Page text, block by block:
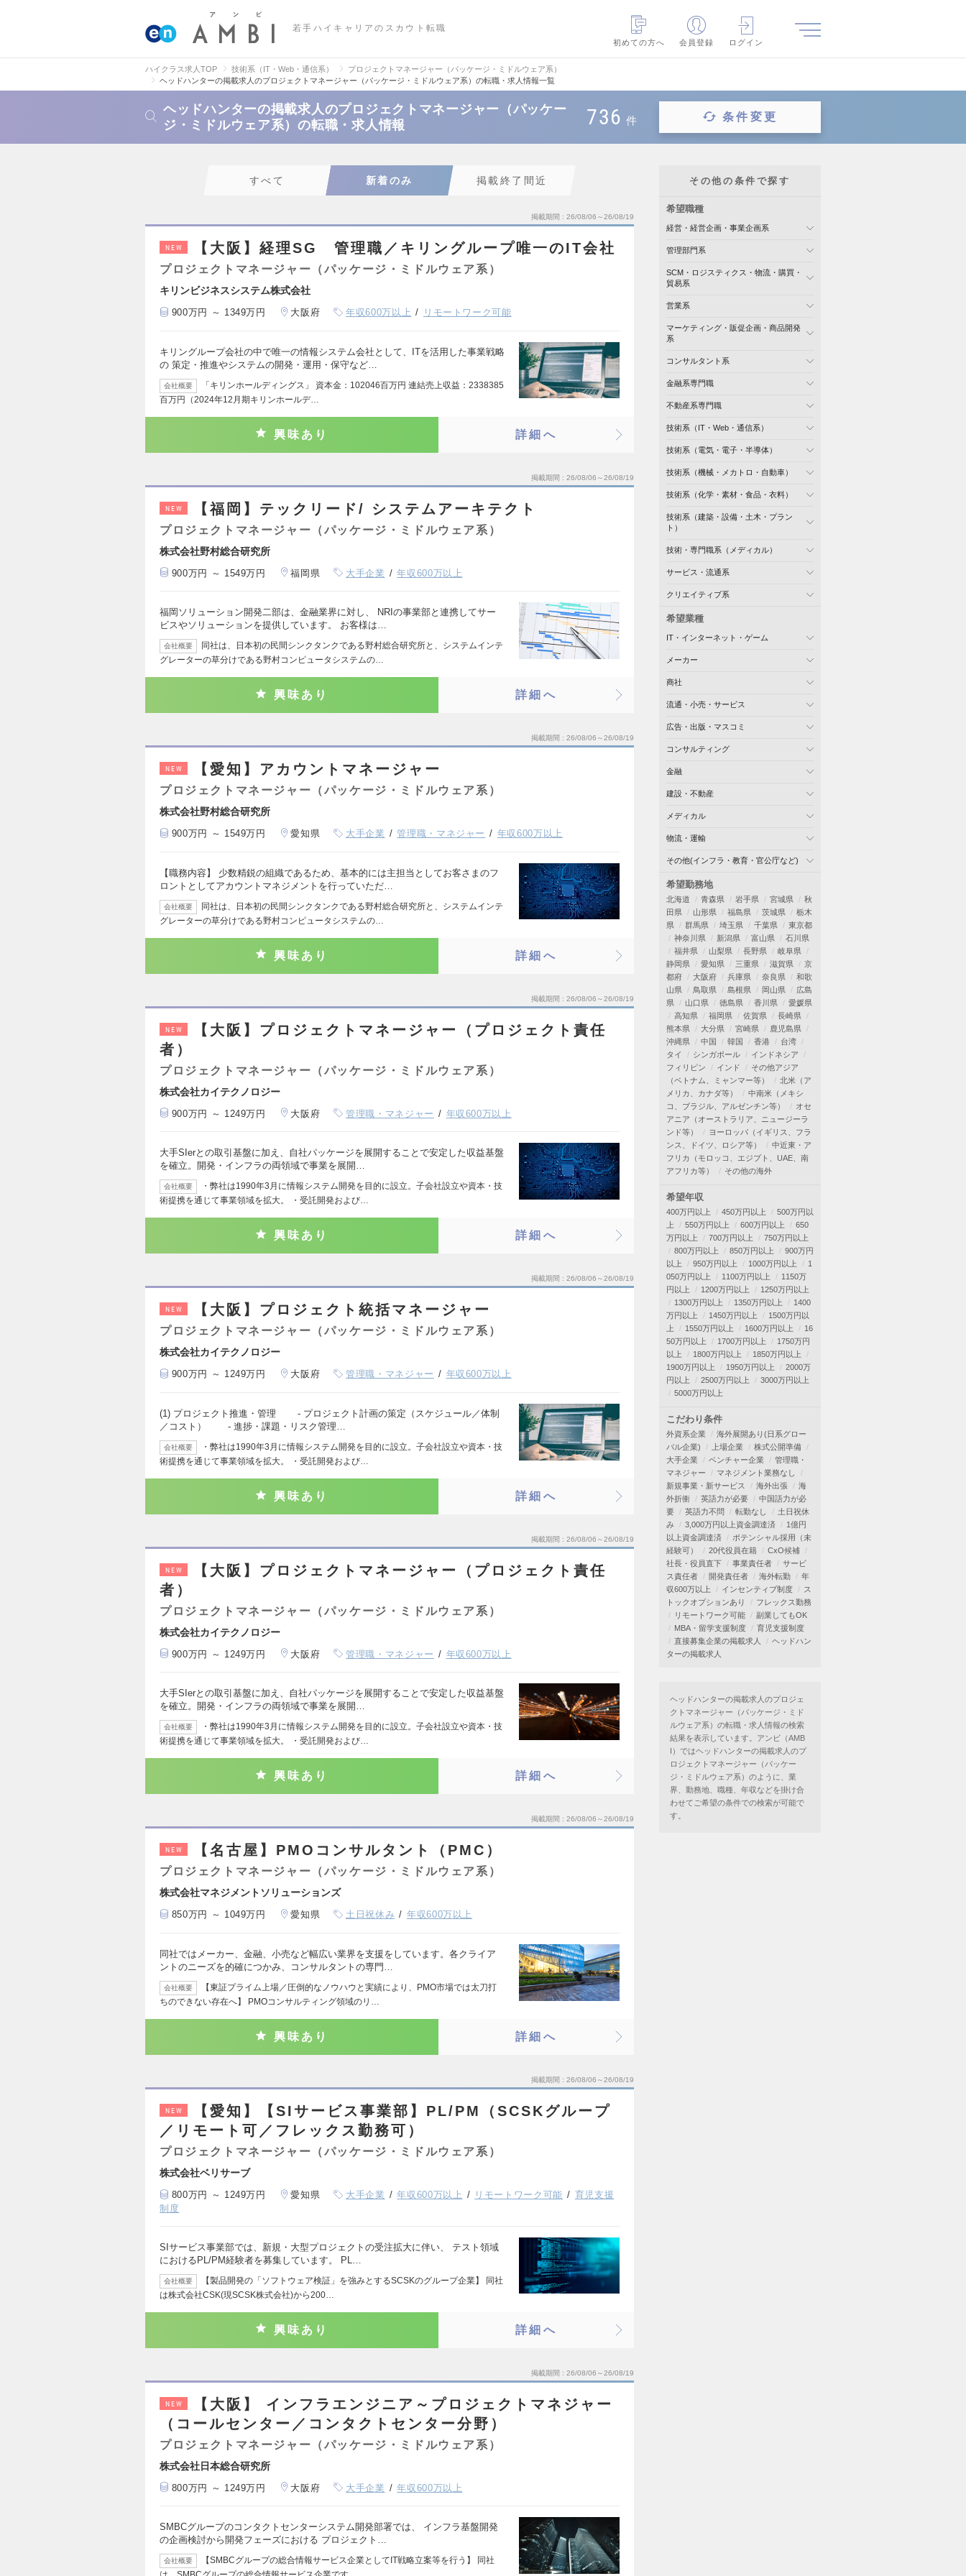
若手ハイキャリアのスカウト転職
初めての方へ
会員登録 ログイン
ハイクラス求人TOP 技術系（IT・Web・通信系）
プロジェクトマネージャー（パッケージ・ミドルウェア系）
ヘッドハンターの掲載求人のプロジェクトマネージャー（パッケージ・ミドルウェア系）の転職・求人情報一覧
ヘッドハンターの掲載求人のプロジェクトマネージャー（パッケー
ジ・ミドルウェア系）の転職・求人情報
736 件 条件変更
すべて 新着のみ 掲載終了間近
掲載期間 26/08/06～26/08/19
NEW 【大阪】経理SG 管理職／キリングループ唯一のIT会社
プロジェクトマネージャー（パッケージ・ミドルウェア系）
キリンビジネスシステム株式会社
900万円 ～ 1349万円 大阪府 年収600万以上 リモートワーク可能
キリングループ会社の中で唯一の情報システム会社として、ITを活用した事業戦略
の 策定・推進やシステムの開発・運用・保守など…
会社概要
「キリンホールディングス」 資本金：102046百万円 連結売上収益：2338385
百万円（2024年12月期キリンホールデ…
興味あり 詳細へ
掲載期間 26/08/06～26/08/19
NEW 【福岡】テックリード/ システムアーキテクト
プロジェクトマネージャー（パッケージ・ミドルウェア系）
株式会社野村総合研究所
900万円 ～ 1549万円 福岡県 大手企業 年収600万以上
福岡ソリューション開発二部は、金融業界に対し、 NRIの事業部と連携してサー
ビスやソリューションを提供しています。 お客様は…
会社概要
同社は、日本初の民間シンクタンクである野村総合研究所と、システムインテ
グレーターの草分けである野村コンピュータシステムの…
興味あり 詳細へ
掲載期間 26/08/06～26/08/19
NEW 【愛知】アカウントマネージャー
プロジェクトマネージャー（パッケージ・ミドルウェア系）
株式会社野村総合研究所
900万円 ～ 1549万円 愛知県 大手企業 管理職・マネジャー 年収600万以上
【職務内容】 少数精鋭の組織であるため、基本的には主担当としてお客さまのフ
ロントとしてアカウントマネジメントを行っていただ…
会社概要
同社は、日本初の民間シンクタンクである野村総合研究所と、システムインテ
グレーターの草分けである野村コンピュータシステムの…
興味あり 詳細へ
掲載期間 26/08/06～26/08/19
NEW
【大阪】プロジェクトマネージャー（プロジェクト責任
者）
プロジェクトマネージャー（パッケージ・ミドルウェア系）
株式会社カイテクノロジー
900万円 ～ 1249万円 大阪府 管理職・マネジャー 年収600万以上
大手SIerとの取引基盤に加え、自社パッケージを展開することで安定した収益基盤
を確立。開発・インフラの両領域で事業を展開…
会社概要
・弊社は1990年3月に情報システム開発を目的に設立。子会社設立や資本・技
術提携を通じて事業領域を拡大。 ・受託開発および…
興味あり 詳細へ
掲載期間 26/08/06～26/08/19
NEW 【大阪】プロジェクト統括マネージャー
プロジェクトマネージャー（パッケージ・ミドルウェア系）
株式会社カイテクノロジー
900万円 ～ 1249万円 大阪府 管理職・マネジャー 年収600万以上
(1) プロジェクト推進・管理 - プロジェクト計画の策定（スケジュール／体制
／コスト） - 進捗・課題・リスク管理…
会社概要
・弊社は1990年3月に情報システム開発を目的に設立。子会社設立や資本・技
術提携を通じて事業領域を拡大。 ・受託開発および…
興味あり 詳細へ
掲載期間 26/08/06～26/08/19
NEW
【大阪】プロジェクトマネージャー（プロジェクト責任
者）
プロジェクトマネージャー（パッケージ・ミドルウェア系）
株式会社カイテクノロジー
900万円 ～ 1249万円 大阪府 管理職・マネジャー 年収600万以上
大手SIerとの取引基盤に加え、自社パッケージを展開することで安定した収益基盤
を確立。開発・インフラの両領域で事業を展開…
会社概要
・弊社は1990年3月に情報システム開発を目的に設立。子会社設立や資本・技
術提携を通じて事業領域を拡大。 ・受託開発および…
興味あり 詳細へ
掲載期間 26/08/06～26/08/19
NEW 【名古屋】PMOコンサルタント（PMC）
プロジェクトマネージャー（パッケージ・ミドルウェア系）
株式会社マネジメントソリューションズ
850万円 ～ 1049万円 愛知県 土日祝休み 年収600万以上
同社ではメーカー、金融、小売など幅広い業界を支援をしています。各クライア
ントのニーズを的確につかみ、コンサルタントの専門…
会社概要
【東証プライム上場／圧倒的なノウハウと実績により、PMO市場では太刀打
ちのできない存在へ】 PMOコンサルティング領域のリ…
興味あり 詳細へ
掲載期間 26/08/06～26/08/19
NEW
【愛知】【SIサービス事業部】PL/PM（SCSKグループ
／リモート可／フレックス勤務可）
プロジェクトマネージャー（パッケージ・ミドルウェア系）
株式会社ベリサーブ
800万円 ～ 1249万円 愛知県 大手企業 年収600万以上 リモートワーク可能
育児支援
制度
SIサービス事業部では、新規・大型プロジェクトの受注拡大に伴い、 テスト領域
におけるPL/PM経験者を募集しています。 PL…
会社概要
【製品開発の「ソフトウェア検証」を強みとするSCSKのグループ企業】 同社
は株式会社CSK(現SCSK株式会社)から200…
興味あり 詳細へ
掲載期間 26/08/06～26/08/19
NEW
【大阪】 インフラエンジニア～プロジェクトマネジャー
（コールセンター／コンタクトセンター分野）
プロジェクトマネージャー（パッケージ・ミドルウェア系）
株式会社日本総合研究所
800万円 ～ 1249万円 大阪府 大手企業 年収600万以上
SMBCグループのコンタクトセンターシステム開発部署では、 インフラ基盤開発
の企画検討から開発フェーズにおける プロジェクト…
会社概要
【SMBCグループの総合情報サービス企業としてIT戦略立案等を行う】 同社
その他の条件で探す
希望職種
経営・経営企画・事業企画系
管理部門系
SCM・ロジスティクス・物流・購買・
貿易系
営業系
マーケティング・販促企画・商品開発
系
コンサルタント系
金融系専門職
不動産系専門職
技術系（IT・Web・通信系）
技術系（電気・電子・半導体）
技術系（機械・メカトロ・自動車）
技術系（化学・素材・食品・衣料）
技術系（建築・設備・土木・プラン
ト）
技術・専門職系（メディカル）
サービス・流通系
クリエイティブ系
希望業種
IT・インターネット・ゲーム
メーカー
商社
流通・小売・サービス
広告・出版・マスコミ
コンサルティング
金融
建設・不動産
メディカル
物流・運輸
その他(インフラ・教育・官公庁など)
希望勤務地
北海道 青森県 岩手県 宮城県
秋
田県
山形県 福島県 茨城県
栃木
県
群馬県 埼玉県 千葉県
東京都
神奈川県
新潟県 富山県
石川県
福井県
山梨県 長野県
岐阜県
静岡県
愛知県 三重県 滋賀県
京
都府
大阪府 兵庫県 奈良県
和歌
山県
鳥取県 島根県 岡山県
広島
県
山口県 徳島県 香川県
愛媛県
高知県
福岡県 佐賀県
長崎県
熊本県
大分県 宮崎県
鹿児島県
沖縄県
中国 韓国 香港
台湾
タイ
シンガポール
インドネシア
フィリピン
インド
その他アジア
（ベトナム、ミャンマー等）
北米（ア
メリカ、カナダ等）
中南米（メキシ
コ、ブラジル、アルゼンチン等）
オセ
アニア（オーストラリア、ニュージーラ
ンド等）
ヨーロッパ（イギリス、フラ
ンス、ドイツ、ロシア等）
中近東・ア
フリカ（モロッコ、エジプト、UAE、南
アフリカ等）
その他の海外
希望年収
400万円以上 450万円以上
500万円以
上
550万円以上 600万円以上
650
万円以上
700万円以上
750万円以上
800万円以上
850万円以上
900万円
以上
950万円以上 1000万円以上
1
050万円以上
1100万円以上
1150万
円以上
1200万円以上
1250万円以上
1300万円以上
1350万円以上
1400
万円以上
1450万円以上
1500万円以
上
1550万円以上 1600万円以上
16
50万円以上
1700万円以上
1750万円
以上
1800万円以上
1850万円以上
1900万円以上
1950万円以上
2000万
円以上
2500万円以上
3000万円以上
5000万円以上
こだわり条件
外資系企業
海外展開あり(日系グロー
バル企業)
上場企業
株式公開準備
大手企業
ベンチャー企業
管理職・
マネジャー
マネジメント業務なし
新規事業・新サービス
海外出張
海
外折衝
英語力が必要
中国語力が必
要
英語力不問 転勤なし
土日祝休
み
3,000万円以上資金調達済
1億円
以上資金調達済
ポテンシャル採用（未
経験可）
20代役員在籍
CxO候補
社長・役員直下
事業責任者
サービ
ス責任者
開発責任者 海外転勤
年
収600万以上
インセンティブ制度
ス
トックオプションあり
フレックス勤務
リモートワーク可能
副業してもOK
MBA・留学支援制度
育児支援制度
直接募集企業の掲載求人
ヘッドハン
ターの掲載求人
ヘッドハンターの掲載求人のプロジェ
クトマネージャー（パッケージ・ミド
ルウェア系）の転職・求人情報の検索
結果を表示しています。アンビ（AMB
I）ではヘッドハンターの掲載求人のプ
ロジェクトマネージャー（パッケー
ジ・ミドルウェア系）のように、業
界、勤務地、職種、年収などを掛け合
わせてご希望の条件での検索が可能で
す。